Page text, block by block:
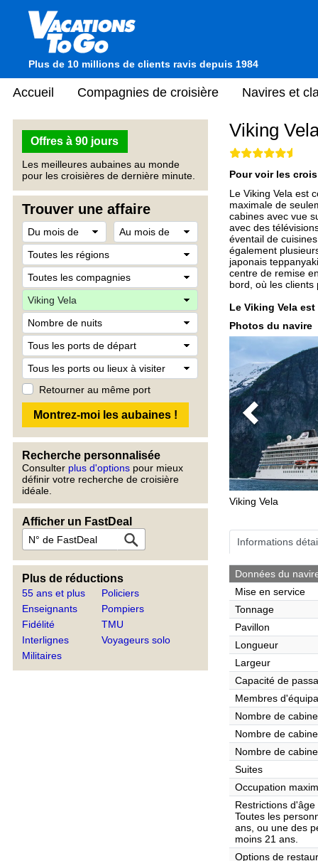
Plus de 10 millions de clients ravis depuis 1984
Accueil Compagnies de croisière Navires et
Offres à 90 jours
Les meilleures aubaines au monde
pour les croisières de dernière minute.
Trouver une affaire
Retourner au même port
Recherche personnalisée
Consulter plus d'options pour mieux
définir votre recherche de croisière
idéale.
Afficher un FastDeal
Plus de réductions
55 ans et plus
Enseignants
Fidélité
Interlignes
Militaires
Policiers
Pompiers
TMU
Voyageurs solo
Viking
Pour voir les
Le Viking Vela est
maximale de
cabines avec vue
avec des
éventail de
également
japonais
centre de remise
bord, où les
Le Viking Vela
Photos du navire
Previous
Viking Vela
Informations
Données du
Mise en service
Tonnage
Pavillon
Longueur
Largeur
Capacité de
Membres
Nombre de
Nombre de
Nombre de
Suites
Occupation
Restrictions d'âge
Toutes les
ans, ou une des
moins 21 ans.
Options de